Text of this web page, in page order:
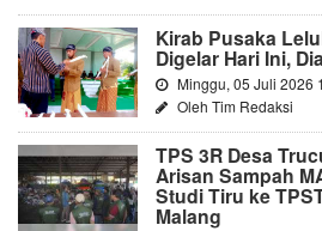
Kirab Pusaka
Digelar Hari Ini,
Minggu, 05 Juli 2026
Oleh Tim Redaksi
TPS 3R Desa
Arisan Sampah
Studi Tiru ke
Malang